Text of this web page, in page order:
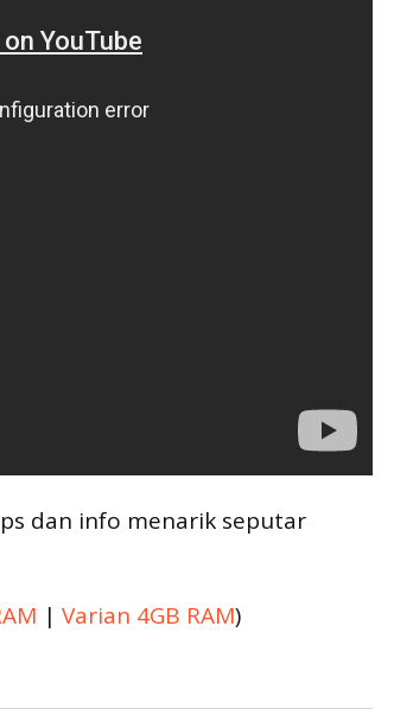
dan info menarik seputar
| Varian 4GB RAM)